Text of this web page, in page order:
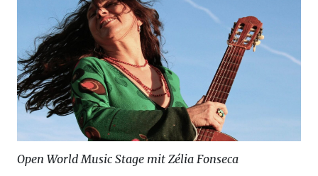
Open World Music Stage mit Zélia Fonseca